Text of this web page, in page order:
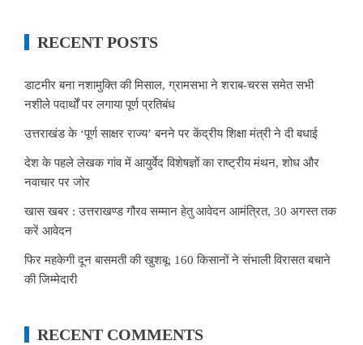
RECENT POSTS
डाटमीर बना नशामुक्ति की मिसाल, ग्रामसभा ने शराब-चरस समेत सभी
नशीले पदार्थों पर लगाया पूर्ण प्रतिबंध
उत्तराखंड के ‘पूर्ण साक्षर राज्य’ बनने पर केंद्रीय शिक्षा मंत्री ने दी बधाई
देश के पहले लेखक गांव में आयुर्वेद विशेषज्ञों का राष्ट्रीय मंथन, शोध और
नवाचार पर जोर
खास खबर : उत्तराखण्ड गौरव सम्मान हेतु आवेदन आमंत्रित, 30 अगस्त तक
करें आवेदन
फिर महकेगी दून बासमती की खुशबू: 160 किसानों ने संभाली विरासत बचाने
की जिम्मेदारी
RECENT COMMENTS